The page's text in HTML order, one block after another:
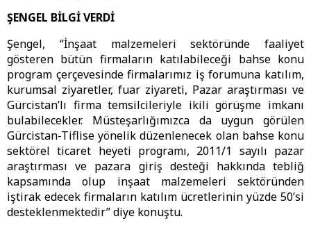
ŞENGEL BİLGİ VERDİ
Şengel, “İnşaat malzemeleri sektöründe faaliyet
gösteren bütün firmaların katılabileceği bahse konu
program çerçevesinde firmalarımız iş forumuna katılım,
kurumsal ziyaretler, fuar ziyareti, Pazar araştırması ve
Gürcistan’lı firma temsilcileriyle ikili görüşme imkanı
bulabilecekler. Müsteşarlığımızca da uygun görülen
Gürcistan-Tiflise yönelik düzenlenecek olan bahse konu
sektörel ticaret heyeti programı, 2011/1 sayılı pazar
araştırması ve pazara giriş desteği hakkında tebliğ
kapsamında olup inşaat malzemeleri sektöründen
iştirak edecek firmaların katılım ücretlerinin yüzde 50’si
desteklenmektedir” diye konuştu.